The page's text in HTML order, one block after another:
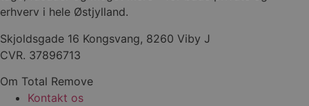
erhverv i hele Østjylland.
Skjoldsgade 16 Kongsvang, 8260 Viby J
CVR. 37896713
Om Total Remove
Kontakt os